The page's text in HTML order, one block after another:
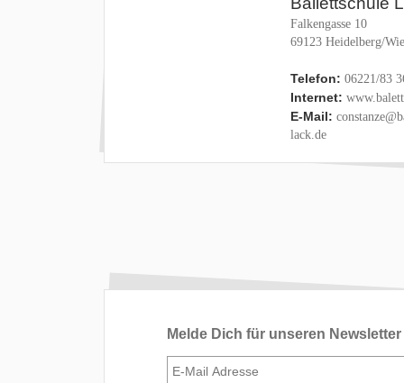
Falkengasse 10
69123 Heidelberg/
Telefon: 06221/83
Internet:
E-Mail:
lack.de
Melde Dich für unseren